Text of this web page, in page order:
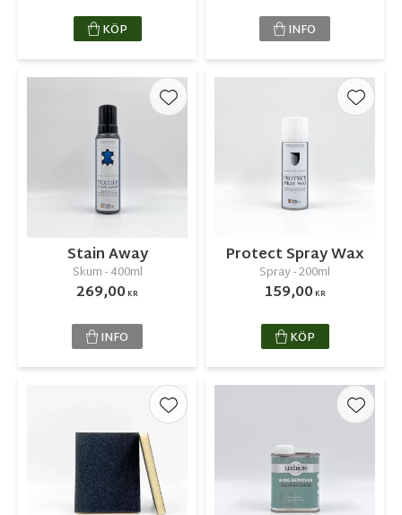
KÖP INFO
Stain Away
Skum - 400ml
269,00KR
Lägg till i favoriter
INFO
Protect Spray Wax
Spray - 200ml
159,00KR
Lägg
KÖP
Lägg till i favoriter Lägg